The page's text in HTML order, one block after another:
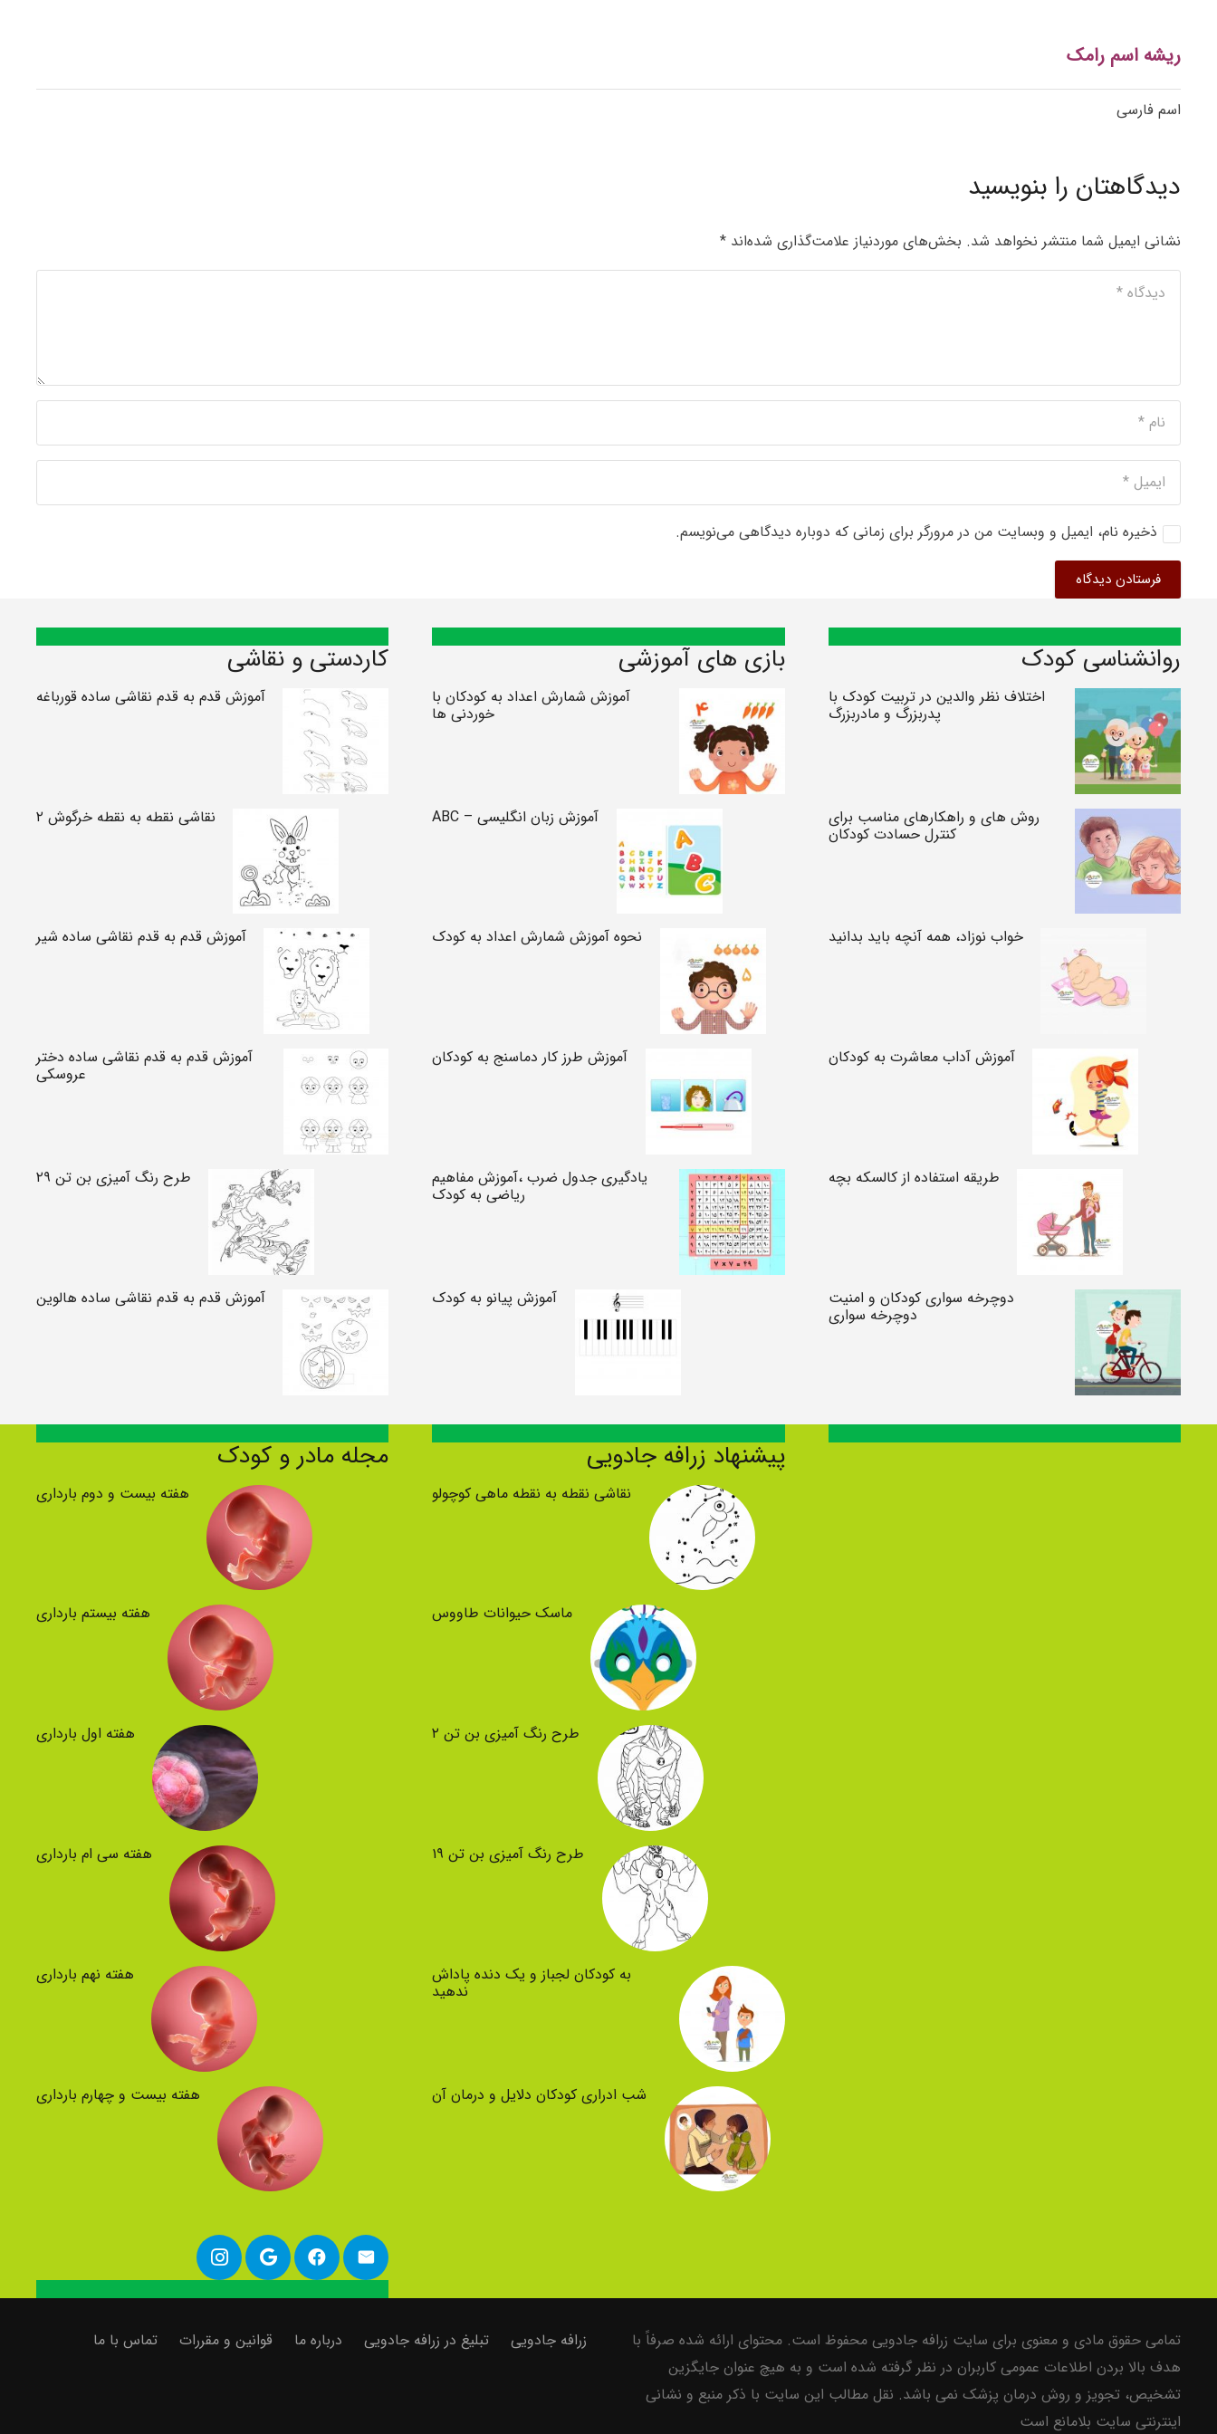
ریشه اسم رامک
اسم فارسی
دیدگاهتان را بنویسید
نشانی ایمیل شما منتشر نخواهد شد. بخش‌های موردنیاز علامت‌گذاری شده‌اند *
ذخیره نام، ایمیل و وبسایت من در مرورگر برای زمانی که دوباره دیدگاهی می‌نویسم.
فرستادن دیدگاه
روانشناسی کودک
اختلاف نظر والدین در تربیت کودک با
پدربزرگ و مادربزرگ
روش های و راهکارهای مناسب برای
کنترل حسادت کودکان
خواب نوزاد، همه آنچه باید بدانید
آموزش آداب معاشرت به کودکان
طریقه استفاده از کالسکه بچه
دوچرخه سواری کودکان و امنیت
دوچرخه سواری
بازی های آموزشی
آموزش شمارش اعداد به کودکان با
خوردنی ها
آموزش زبان انگلیسی – ABC
نحوه آموزش شمارش اعداد به کودک
آموزش طرز کار دماسنج به کودکان
یادگیری جدول ضرب ،آموزش مفاهیم
ریاضی به کودک
آموزش پیانو به کودک
کاردستی و نقاشی
آموزش قدم به قدم نقاشی ساده قورباغه
نقاشی نقطه به نقطه خرگوش ۲
آموزش قدم به قدم نقاشی ساده شیر
آموزش قدم به قدم نقاشی ساده دختر
عروسکی
طرح رنگ آمیزی بن تن ۲۹
آموزش قدم به قدم نقاشی ساده هالوین
پیشنهاد زرافه جادویی
نقاشی نقطه به نقطه ماهی کوچولو
ماسک حیوانات طاووس
طرح رنگ آمیزی بن تن ۲
طرح رنگ آمیزی بن تن ۱۹
به کودکان لجباز و یک دنده پاداش
ندهید
شب ادراری کودکان دلایل و درمان آن
مجله مادر و کودک
هفته بیست و دوم بارداری
هفته بیستم بارداری
هفته اول بارداری
هفته سی ام بارداری
هفته نهم بارداری
هفته بیست و چهارم بارداری
تمامی حقوق مادی و معنوی برای سایت زرافه جادویی محفوظ است. محتوای ارائه شده صرفاً با
هدف بالا بردن اطلاعات عمومی کاربران در نظر گرفته شده است و به هیچ عنوان جایگزین
تشخیص، تجویز و روش درمان پزشک نمی باشد. نقل مطالب این سایت با ذکر منبع و نشانی
اینترنتی سایت بلامانع است
زرافه جادویی تبلیغ در زرافه جادویی درباره ما قوانین و مقررات تماس با ما